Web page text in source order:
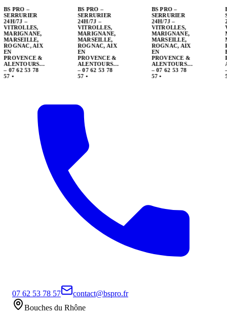
BS PRO –
SERRURIER
24H/7J –
VITROLLES,
MARIGNANE,
MARSEILLE,
ROGNAC, AIX
EN
PROVENCE &
ALENTOURS…
– 07 62 53 78
57•
07 62 53 78 57
contact@bspro.fr
Bouches du Rhône